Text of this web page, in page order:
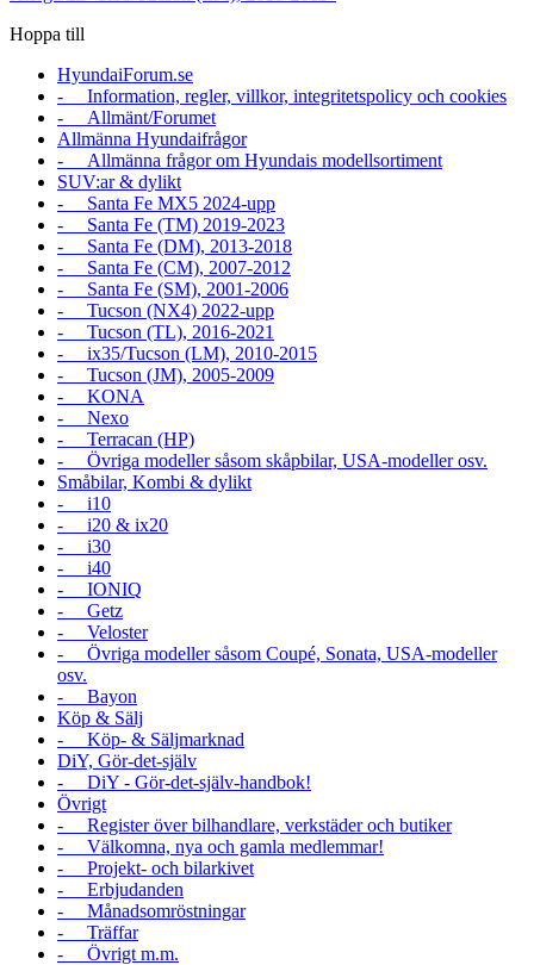
Hoppa till
HyundaiForum.se
- Information, regler, villkor, integritetspolicy och cookies
- Allmänt/Forumet
Allmänna Hyundaifrågor
- Allmänna frågor om Hyundais modellsortiment
SUV:ar & dylikt
- Santa Fe MX5 2024-upp
- Santa Fe (TM) 2019-2023
- Santa Fe (DM), 2013-2018
- Santa Fe (CM), 2007-2012
- Santa Fe (SM), 2001-2006
- Tucson (NX4) 2022-upp
- Tucson (TL), 2016-2021
- ix35/Tucson (LM), 2010-2015
- Tucson (JM), 2005-2009
- KONA
- Nexo
- Terracan (HP)
- Övriga modeller såsom skåpbilar, USA-modeller osv.
Småbilar, Kombi & dylikt
- i10
- i20 & ix20
- i30
- i40
- IONIQ
- Getz
- Veloster
- Övriga modeller såsom Coupé, Sonata, USA-modeller
osv.
- Bayon
Köp & Sälj
- Köp- & Säljmarknad
DiY, Gör-det-själv
- DiY - Gör-det-själv-handbok!
Övrigt
- Register över bilhandlare, verkstäder och butiker
- Välkomna, nya och gamla medlemmar!
- Projekt- och bilarkivet
- Erbjudanden
- Månadsomröstningar
- Träffar
- Övrigt m.m.